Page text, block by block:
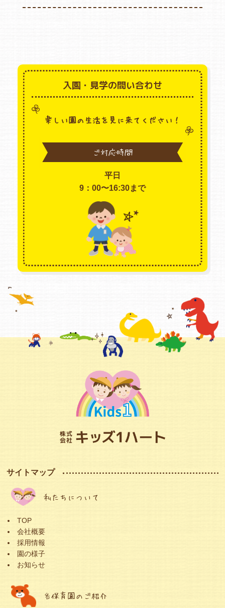
入園・見学の問い合わせ
楽しい園の生活を見に来てください！
ご対応時間
平日
9：00〜16:30まで
サイトマップ
私たちについて
TOP
会社概要
採用情報
園の様子
お知らせ
各保育園のご紹介